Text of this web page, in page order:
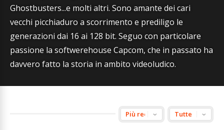
Ghostbusters...e molti altri. Sono amante dei cari
vecchi picchiaduro a scorrimento e prediligo le
generazioni dai 16 ai 128 bit. Seguo con particolare
passione la softwerehouse Capcom, che in passato ha
davvero fatto la storia in ambito videoludico.